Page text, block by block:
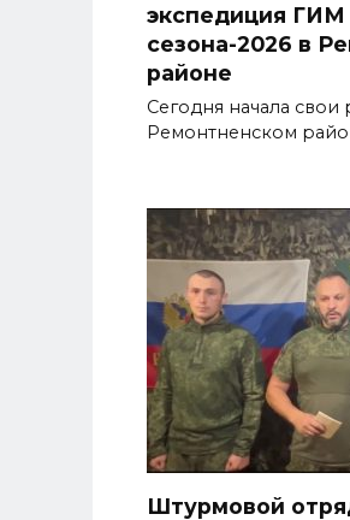
экспедиция ГИМ
сезона-2026 в
районе
Сегодня начала свои
Ремонтненском
Штурмовой